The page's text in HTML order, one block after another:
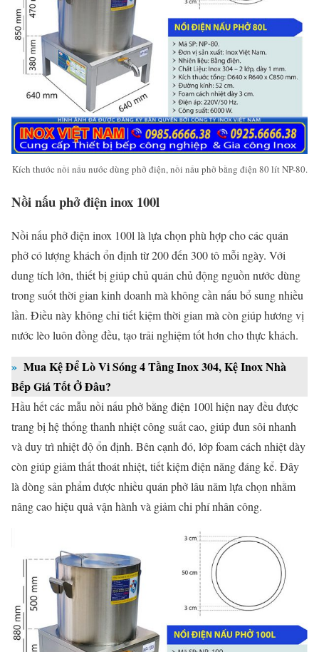
Kích thước nồi nấu nước dùng phở điện, nồi nấu phở bằng điện 80 lít NP-80.
Nồi nấu phở điện inox 100l
Nồi nấu phở điện inox 100l là lựa chọn phù hợp cho các quán
phở có lượng khách ổn định từ 200 đến 300 tô mỗi ngày. Với
dung tích lớn, thiết bị giúp chủ quán chủ động nguồn nước dùng
trong suốt thời gian kinh doanh mà không cần nấu bổ sung nhiều
lần. Điều này không chỉ tiết kiệm thời gian mà còn giúp hương vị
nước lèo luôn đồng đều, tạo trải nghiệm tốt hơn cho thực khách.
» Mua Kệ Để Lò Vi Sóng 4 Tầng Inox 304, Kệ Inox Nhà
Bếp Giá Tốt Ở Đâu?
Hầu hết các mẫu nồi nấu phở bằng điện 100l hiện nay đều được
trang bị hệ thống thanh nhiệt công suất cao, giúp đun sôi nhanh
và duy trì nhiệt độ ổn định. Bên cạnh đó, lớp foam cách nhiệt dày
còn giúp giảm thất thoát nhiệt, tiết kiệm điện năng đáng kể. Đây
là dòng sản phẩm được nhiều quán phở lâu năm lựa chọn nhằm
nâng cao hiệu quả vận hành và giảm chi phí nhân công.